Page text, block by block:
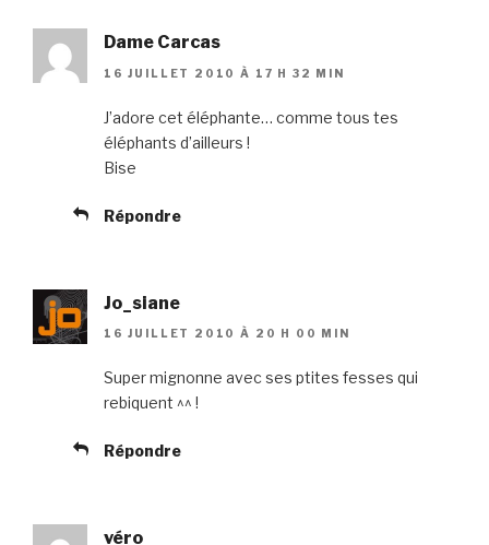
Dame Carcas
16 JUILLET 2010 À 17 H 32 MIN
J’adore cet éléphante… comme tous tes
éléphants d’ailleurs !
Bise
Répondre
Jo_siane
16 JUILLET 2010 À 20 H 00 MIN
Super mignonne avec ses ptites fesses qui
rebiquent ^^ !
Répondre
véro